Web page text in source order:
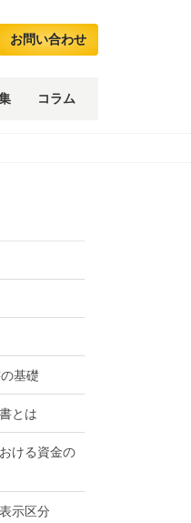
お問い合わせ
コラム
基礎
とは
ける資金の
示区分